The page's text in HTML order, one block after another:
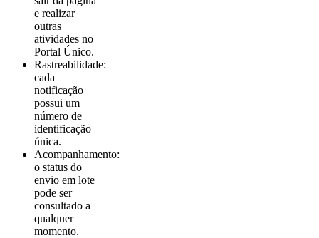
e realizar
outras
atividades no
Portal Único.
Rastreabilidade:
cada
notificação
possui um
número de
identificação
única.
Acompanhamento:
o status do
envio em lote
pode ser
consultado a
qualquer
momento.